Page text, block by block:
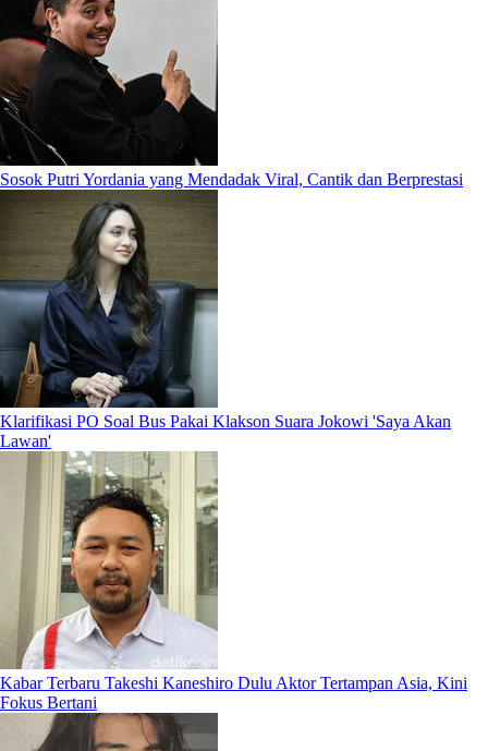
Sosok Putri Yordania yang Mendadak Viral, Cantik dan Berprestasi
Klarifikasi PO Soal Bus Pakai Klakson Suara Jokowi 'Saya Akan
Lawan'
Kabar Terbaru Takeshi Kaneshiro Dulu Aktor Tertampan Asia, Kini
Fokus Bertani